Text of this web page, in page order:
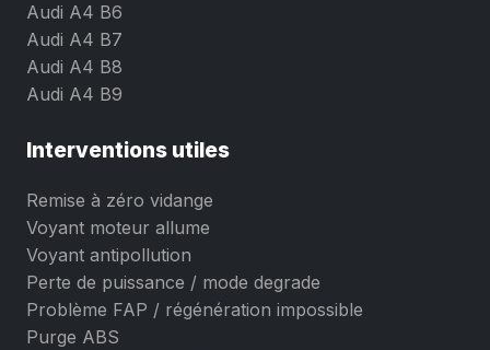
Audi A4 B6
Audi A4 B7
Audi A4 B8
Audi A4 B9
Interventions utiles
Remise à zéro vidange
Voyant moteur allume
Voyant antipollution
Perte de puissance / mode degrade
Problème FAP / régénération impossible
Purge ABS